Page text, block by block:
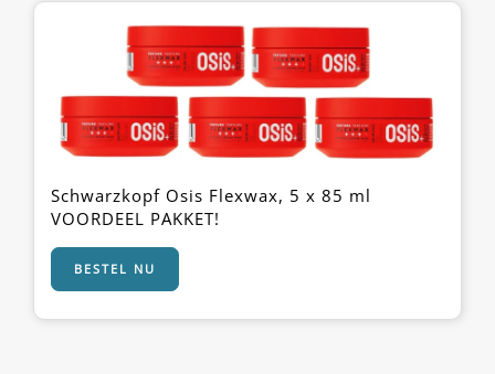
Schwarzkopf Osis Flexwax, 5 x 85 ml
VOORDEEL PAKKET!
BESTEL NU